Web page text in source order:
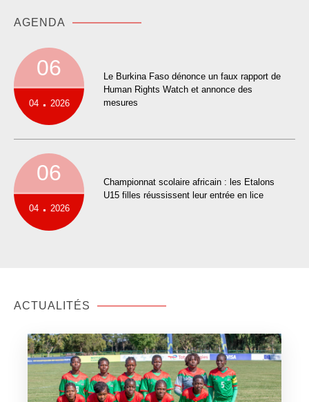
23/07/2025
communiqué : renouvellement de la suspension du
conseil national de la jeunesse du burkina faso…
AGENDA
06
04 . 2026
‎Le Burkina Faso dénonce un faux rapport de
Human Rights Watch et annonce des
04.2026